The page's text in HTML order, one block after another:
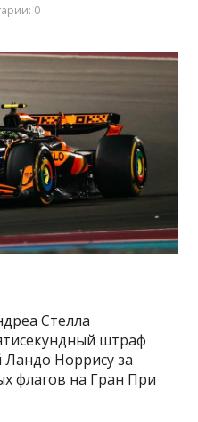
0
Стелла
штраф
Ландо Норрису за
флагов на Гран При